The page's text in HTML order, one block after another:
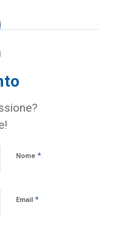
Nome *
Email *